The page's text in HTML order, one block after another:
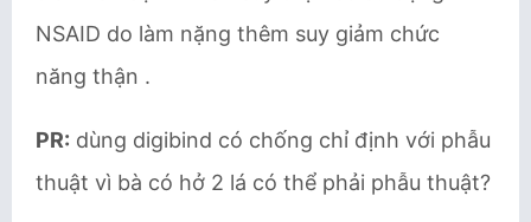
NSAID do làm nặng thêm suy giảm chức
năng thận .
PR: dùng digibind có chống chỉ định với phẫu
thuật vì bà có hở 2 lá có thể phải phẫu thuật?